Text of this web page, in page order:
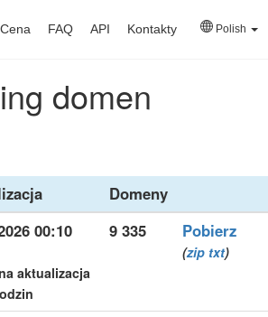
Cena FAQ API Kontakty Polish
domen
Domeny
00:10
aktualizacja
9 335 Pobierz
(zip txt)